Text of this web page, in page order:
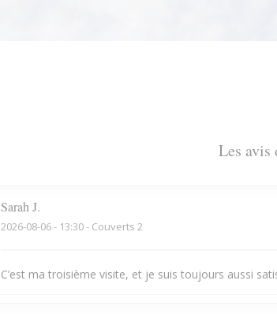
Les avis
Sarah J
2026-08-06- 13:30 - Couverts 2
C’est ma troisième visite, et je suis toujours aussi